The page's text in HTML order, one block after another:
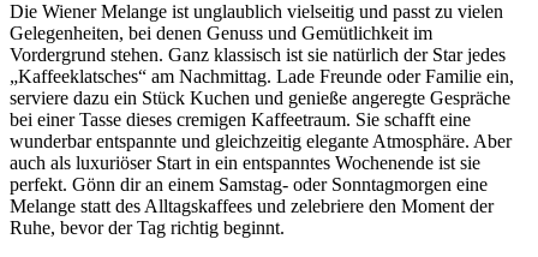
Die Wiener Melange ist unglaublich vielseitig und passt zu vielen
Gelegenheiten, bei denen Genuss und Gemütlichkeit im
Vordergrund stehen. Ganz klassisch ist sie natürlich der Star jedes
„Kaffeeklatsches“ am Nachmittag. Lade Freunde oder Familie ein,
serviere dazu ein Stück Kuchen und genieße angeregte Gespräche
bei einer Tasse dieses cremigen Kaffeetraum. Sie schafft eine
wunderbar entspannte und gleichzeitig elegante Atmosphäre. Aber
auch als luxuriöser Start in ein entspanntes Wochenende ist sie
perfekt. Gönn dir an einem Samstag- oder Sonntagmorgen eine
Melange statt des Alltagskaffees und zelebriere den Moment der
Ruhe, bevor der Tag richtig beginnt.